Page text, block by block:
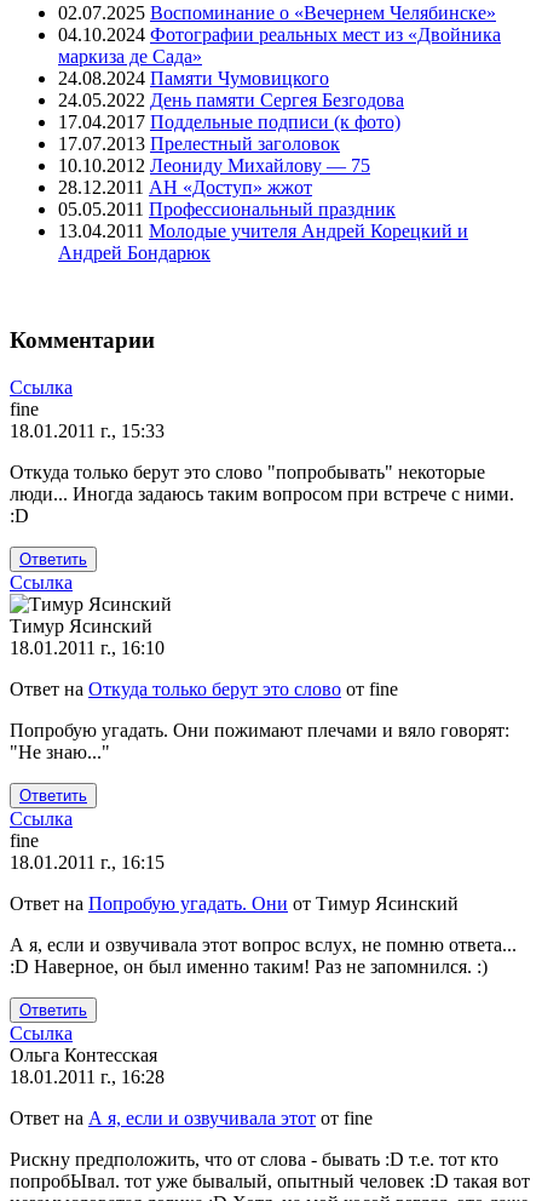
02.07.2025 Воспоминание о «Вечернем Челябинске»
04.10.2024 Фотографии реальных мест из «Двойника
маркиза де Сада»
24.08.2024 Памяти Чумовицкого
24.05.2022 День памяти Сергея Безгодова
17.04.2017 Поддельные подписи (к фото)
17.07.2013 Прелестный заголовок
10.10.2012 Леониду Михайлову — 75
28.12.2011 АН «Доступ» жжот
05.05.2011 Профессиональный праздник
13.04.2011 Молодые учителя Андрей Корецкий и
Андрей Бондарюк
Комментарии
Ссылка
fine
18.01.2011 г., 15:33
Откуда только берут это слово "попробывать" некоторые
люди... Иногда задаюсь таким вопросом при встрече с ними.
:D
Ответить
Ссылка
Тимур Ясинский
18.01.2011 г., 16:10
Ответ на Откуда только берут это слово от fine
Попробую угадать. Они пожимают плечами и вяло говорят:
"Не знаю..."
Ответить
Ссылка
fine
18.01.2011 г., 16:15
Ответ на Попробую угадать. Они от Тимур Ясинский
А я, если и озвучивала этот вопрос вслух, не помню ответа...
:D Наверное, он был именно таким! Раз не запомнился. :)
Ответить
Ссылка
Ольга Контесская
18.01.2011 г., 16:28
Ответ на А я, если и озвучивала этот от fine
Рискну предположить, что от слова - бывать :D т.е. тот кто
попробЫвал. тот уже бывалый, опытный человек :D такая вот